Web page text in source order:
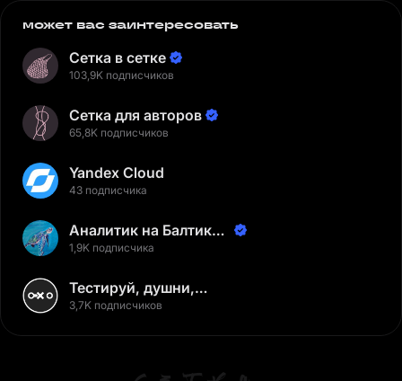
может вас заинтересовать
Сетка в сетке
103,9K подписчиков
Сетка для авторов
65,8K подписчиков
Yandex Cloud
43 подписчика
Аналитик на Балтике |
Неверов Станислав
1,9K подписчика
Тестируй, душни,
наслаждайся
3,7K подписчиков